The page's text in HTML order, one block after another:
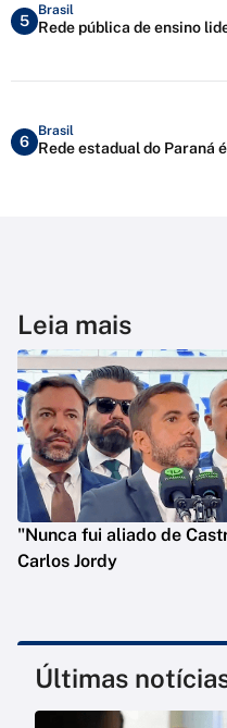
5
Brasil
Rede pública de ensino
6
Brasil
Rede estadual do Paraná
Leia mais
"Nunca fui aliado de
Carlos Jordy
Últimas